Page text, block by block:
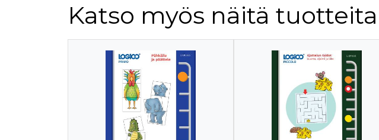
Katso myös näitä tuotteita
Tuoteluettelon alku